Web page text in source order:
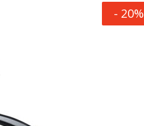
- 20%